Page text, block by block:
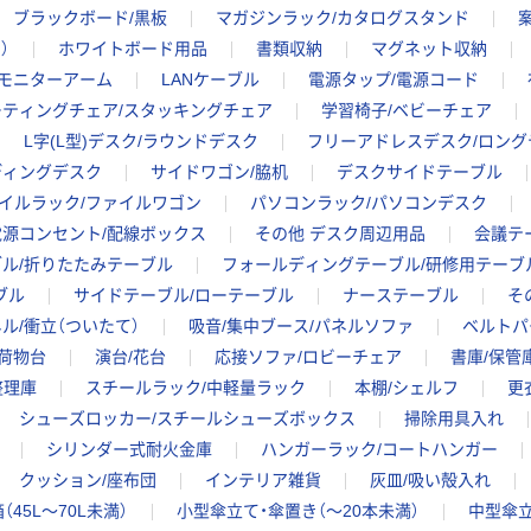
ブラックボード/黒板 マガジンラック/カタログスタンド
ホワイトボード用品 書類収納
マグネット収納
ニターアーム
LANケーブル 電源タップ/電源コード
ィングチェア/スタッキングチェア
学習椅子/ベビーチェア
L字(L型)デスク/ラウンドデスク
フリーアドレスデスク/ロン
ングデスク
サイドワゴン/脇机
デスクサイドテーブル
ルラック/ファイルワゴン
パソコンラック/パソコンデスク
コンセント/配線ボックス
その他 デスク周辺用品
会議テ
/折りたたみテーブル
フォールディングテーブル/研修用テー
ル
サイドテーブル/ローテーブル ナーステーブル
そ
/衝立（ついたて）
吸音/集中ブース/パネルソファ
ベルト
物台
演台/花台 応接ソファ/ロビーチェア
書庫/保管
理庫
スチールラック/中軽量ラック 本棚/シェルフ
更
シューズロッカー/スチールシューズボックス
掃除用具入れ
シリンダー式耐火金庫
ハンガーラック/コートハンガー
クッション/座布団
インテリア雑貨
灰皿/吸い殻入れ
45L～70L未満）
小型傘立て・傘置き（～20本未満） 中型傘